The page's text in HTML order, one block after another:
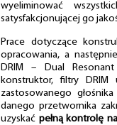
wyeliminować
satysfakcjonującej go
Prace dotyczące
opracowania, a
DRIM – Dual
konstruktor, filtry DRIM
zastosowanego
danego przetwornika
uzyskać pełną kontrolę